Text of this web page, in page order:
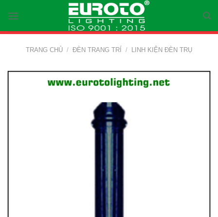
content
TRANG CHỦ / ĐÈN TRANG TRÍ / LINH KIỆN ĐÈN TRỤ